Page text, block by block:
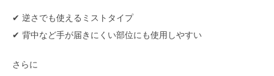
✔ 逆さでも使えるミストタイプ
✔ 背中など手が届きにくい部位にも使用しやすい
さらに